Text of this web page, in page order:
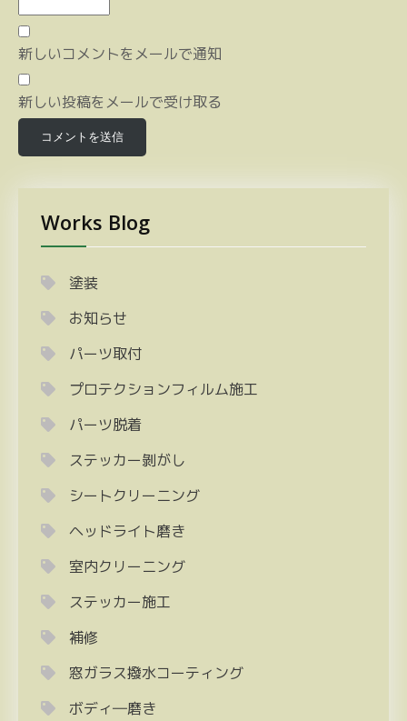
新しいコメントをメールで通知
新しい投稿をメールで受け取る
Works Blog
塗装
お知らせ
パーツ取付
プロテクションフィルム施工
パーツ脱着
ステッカー剝がし
シートクリーニング
ヘッドライト磨き
室内クリーニング
ステッカー施工
補修
窓ガラス撥水コーティング
ボディ―磨き